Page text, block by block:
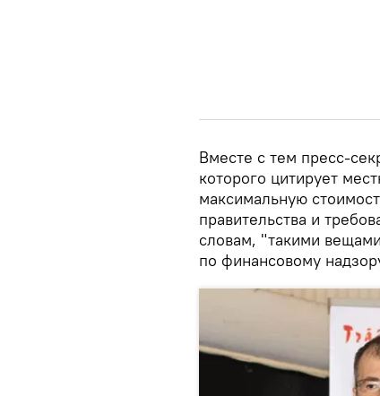
Вместе с тем пресс-
которого цитирует
максимальную
правительства и
словам, "такими
по финансовому